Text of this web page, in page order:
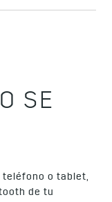
SE
teléfono o tablet,
de tu